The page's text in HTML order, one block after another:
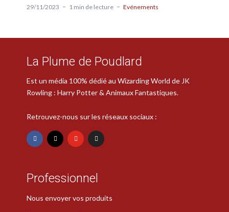
29/11/2023 1 min de lecture Evénements
La Plume de Poudlard
Est un média 100% dédié au Wizarding World de JK
Rowling : Harry Potter & Animaux Fantastiques.
Retrouvez-nous sur les réseaux sociaux :
Professionnel
Nous envoyer vos produits